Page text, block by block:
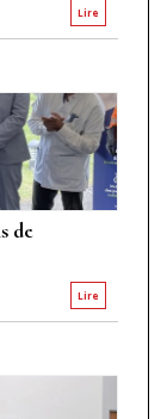
Lire
de
Lire